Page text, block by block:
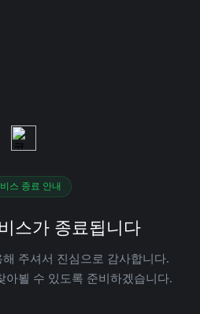
스 종료 안내
스가 종료됩니다
주셔서 진심으로 감사합니다.
아뵐 수 있도록 준비하겠습니다.